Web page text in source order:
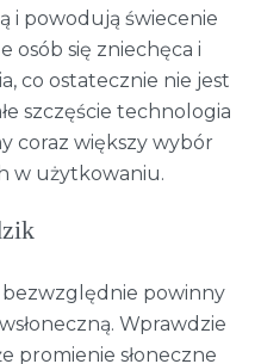
i powodują świecenie
osób się zniechęca i
co ostatecznie nie jest
szczęście technologia
coraz większy wybór
w użytkowaniu.
powinny
Wprawdzie
promienie słoneczne